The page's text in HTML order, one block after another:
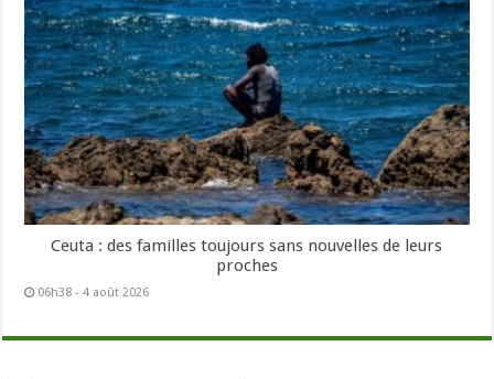
Ceuta : des familles toujours sans nouvelles de leurs
proches
06h38 - 4 août 2026